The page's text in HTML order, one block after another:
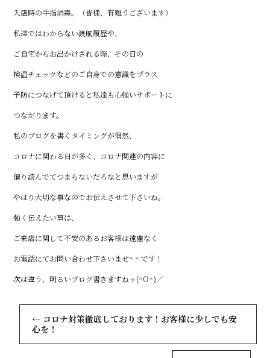
入店時の手指消毒。（皆様、有難うございます）
私達ではわからない渡航履歴や、
ご自宅からお出かけされる際、その日の
検温チェックなどのご自身での意識をプラス
予防につなげて頂けると私達も心強いサポートに
つながります。
私のブログを書くタイミングが偶然、
コロナに関わる日が多く、コロナ関連の内容に
偏り読んでてつまらないだろなと思いますが
やはり大切な事なのでお伝えさせて下さいね。
強く伝えたい事は、
ご来店に関して不安のあるお客様は遠慮なく
お電話にてお問い合わせ下さいませ^ ^ です！
次は違う、明るいブログ書きますねッ(^O^)／
← コロナ対策徹底しております！お客様に少しでも安
心を！